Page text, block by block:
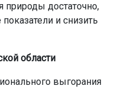
природы достаточно,
и снизить
области
выгорания